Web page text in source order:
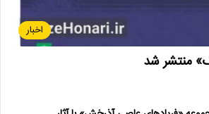
اخبار
منتشر شد